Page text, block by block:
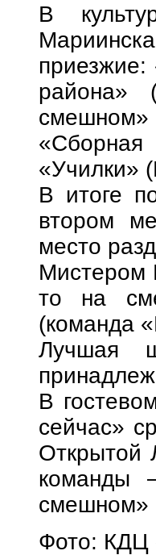
В
приезжие:
района»
смешном»
«Сборная
«Училки»
В итоге
втором
место
Мистером
то на
(команда
Лучшая
В
сейчас»
Открытой
команды
смешном»
Фото: КДЦ